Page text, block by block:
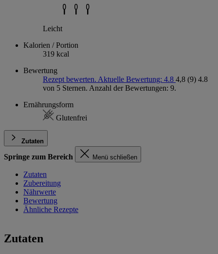
Leicht
Kalorien / Portion
319 kcal
Bewertung
Rezept bewerten. Aktuelle Bewertung: 4.8 4,8 (9) 4.8
von 5 Sternen. Anzahl der Bewertungen: 9.
Ernährungsform
Glutenfrei
Zutaten
Springe zum Bereich Menü schließen
Zutaten
Zubereitung
Nährwerte
Bewertung
Ähnliche Rezepte
Zutaten